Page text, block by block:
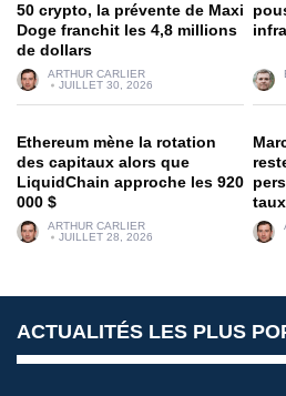
50 crypto, la prévente de Maxi
Doge franchit les 4,8 millions
de dollars
ARTHUR CARLIER
JUILLET 30, 2026
Ethereum mène la rotation
des capitaux alors que
LiquidChain approche les 920
000 $
ARTHUR CARLIER
JUILLET 28, 2026
ACTUALITÉS LES PLUS